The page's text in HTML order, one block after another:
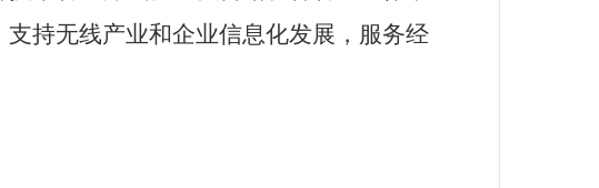
持无线产业和企业信息化发展，服务经